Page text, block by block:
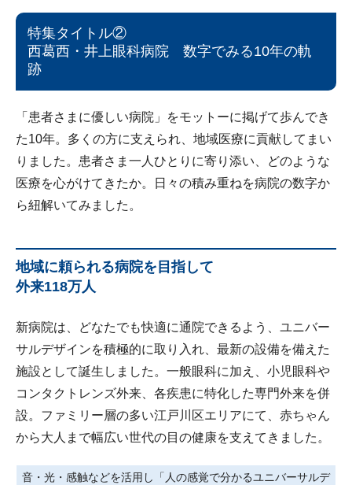
特集タイトル②
西葛西・井上眼科病院 数字でみる10年の軌
跡
「患者さまに優しい病院」をモットーに掲げて歩んでき
た10年。多くの方に支えられ、地域医療に貢献してまい
りました。患者さま一人ひとりに寄り添い、どのような
医療を心がけてきたか。日々の積み重ねを病院の数字か
ら紐解いてみました。
地域に頼られる病院を目指して
外来118万人
新病院は、どなたでも快適に通院できるよう、ユニバー
サルデザインを積極的に取り入れ、最新の設備を備えた
施設として誕生しました。一般眼科に加え、小児眼科や
コンタクトレンズ外来、各疾患に特化した専門外来を併
設。ファミリー層の多い江戸川区エリアにて、赤ちゃん
から大人まで幅広い世代の目の健康を支えてきました。
音・光・感触などを活用し「人の感覚で分かるユニバーサルデ